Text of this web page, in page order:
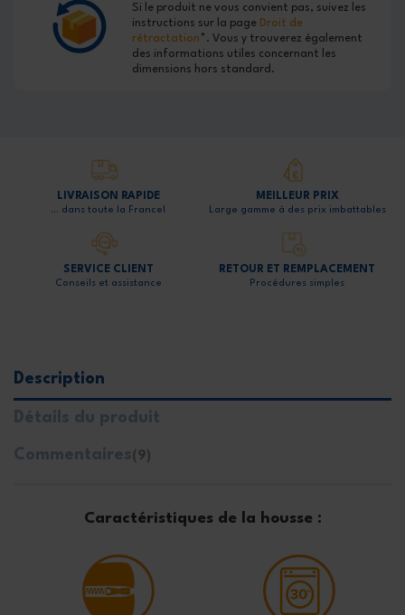
Si le produit ne vous convient pas, suivez les
instructions sur la page Droit de
rétractation *. Vous y trouverez également
des informations utiles concernant les
dimensions hors standard.
LIVRAISON RAPIDE
… dans toute la France!
MEILLEUR PRIX
Large gamme à des prix imbattables
SERVICE CLIENT
Conseils et assistance
RETOUR ET REMPLACEMENT
Procédures simples
Description
Détails du produit
Commentaires (9)
Caractéristiques de la housse :